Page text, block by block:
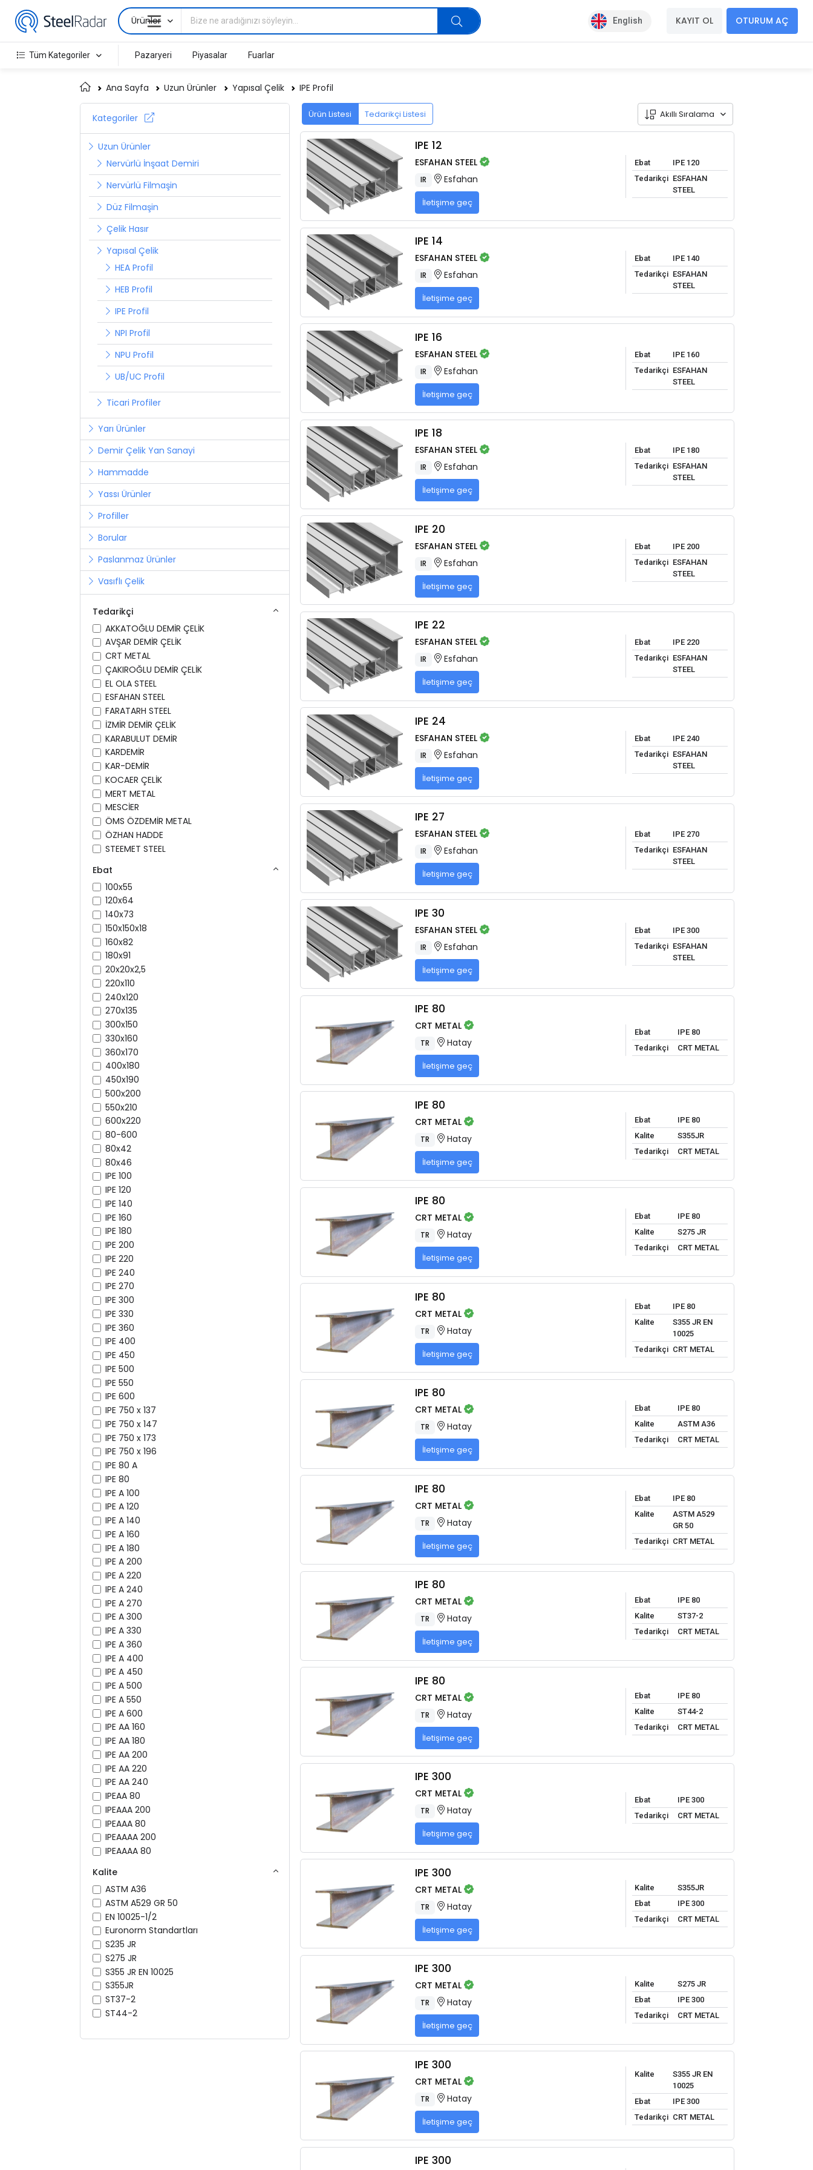
Ürünler English KAYIT OL OTURUM AÇ
Tüm Kategoriler Pazaryeri Piyasalar Fuarlar
Ana Sayfa Uzun Ürünler Yapısal Çelik IPE Profil
Kategoriler
Uzun Ürünler
Nervürlü İnşaat Demiri
Nervürlü Filmaşin
Düz Filmaşin
Çelik Hasır
Yapısal Çelik
HEA Profil
HEB Profil
IPE Profil
NPI Profil
NPU Profil
UB/UC Profil
Ticari Profiler
Yarı Ürünler
Demir Çelik Yan Sanayi
Hammadde
Yassı Ürünler
Profiller
Borular
Paslanmaz Ürünler
Vasıflı Çelik
Tedarikçi
AKKATOĞLU DEMİR ÇELİK
AVŞAR DEMİR ÇELİK
CRT METAL
ÇAKIROĞLU DEMİR ÇELİK
EL OLA STEEL
ESFAHAN STEEL
FARATARH STEEL
İZMİR DEMİR ÇELİK
KARABULUT DEMİR
KARDEMİR
KAR-DEMİR
KOCAER ÇELİK
MERT METAL
MESCİER
ÖMS ÖZDEMİR METAL
ÖZHAN HADDE
STEEMET STEEL
Ebat
100x55
120x64
140x73
150x150x18
160x82
180x91
20x20x2,5
220x110
240x120
270x135
300x150
330x160
360x170
400x180
450x190
500x200
550x210
600x220
80-600
80x42
80x46
IPE 100
IPE 120
IPE 140
IPE 160
IPE 180
IPE 200
IPE 220
IPE 240
IPE 270
IPE 300
IPE 330
IPE 360
IPE 400
IPE 450
IPE 500
IPE 550
IPE 600
IPE 750 x 137
IPE 750 x 147
IPE 750 x 173
IPE 750 x 196
IPE 80 A
IPE 80
IPE A 100
IPE A 120
IPE A 140
IPE A 160
IPE A 180
IPE A 200
IPE A 220
IPE A 240
IPE A 270
IPE A 300
IPE A 330
IPE A 360
IPE A 400
IPE A 450
IPE A 500
IPE A 550
IPE A 600
IPE AA 160
IPE AA 180
IPE AA 200
IPE AA 220
IPE AA 240
IPEAA 80
IPEAAA 200
IPEAAA 80
IPEAAAA 200
IPEAAAA 80
Kalite
ASTM A36
ASTM A529 GR 50
EN 10025-1/2
Euronorm Standartları
S235 JR
S275 JR
S355 JR EN 10025
S355JR
ST37-2
ST44-2
Ürün Listesi Tedarikçi Listesi Akıllı Sıralama
IPE 12
ESFAHAN STEEL
IR Esfahan
İletişime geç
Ebat
IPE 120
Tedarikçi ESFAHAN
STEEL
IPE 14
ESFAHAN STEEL
IR Esfahan
İletişime geç
Ebat
IPE 140
Tedarikçi ESFAHAN
STEEL
IPE 16
ESFAHAN STEEL
IR Esfahan
İletişime geç
Ebat
IPE 160
Tedarikçi ESFAHAN
STEEL
IPE 18
ESFAHAN STEEL
IR Esfahan
İletişime geç
Ebat
IPE 180
Tedarikçi ESFAHAN
STEEL
IPE 20
ESFAHAN STEEL
IR Esfahan
İletişime geç
Ebat
IPE 200
Tedarikçi ESFAHAN
STEEL
IPE 22
ESFAHAN STEEL
IR Esfahan
İletişime geç
Ebat
IPE 220
Tedarikçi ESFAHAN
STEEL
IPE 24
ESFAHAN STEEL
IR Esfahan
İletişime geç
Ebat
IPE 240
Tedarikçi ESFAHAN
STEEL
IPE 27
ESFAHAN STEEL
IR Esfahan
İletişime geç
Ebat
IPE 270
Tedarikçi ESFAHAN
STEEL
IPE 30
ESFAHAN STEEL
IR Esfahan
İletişime geç
Ebat
IPE 300
Tedarikçi ESFAHAN
STEEL
IPE 80
CRT METAL
TR Hatay
İletişime geç
Ebat
IPE 80
Tedarikçi
CRT METAL
IPE 80
CRT METAL
TR Hatay
İletişime geç
Ebat
IPE 80
Kalite
S355JR
Tedarikçi
CRT METAL
IPE 80
CRT METAL
TR Hatay
İletişime geç
Ebat
IPE 80
Kalite
S275 JR
Tedarikçi
CRT METAL
IPE 80
CRT METAL
TR Hatay
İletişime geç
Ebat
IPE 80
Kalite
S355 JR EN
10025
Tedarikçi CRT METAL
IPE 80
CRT METAL
TR Hatay
İletişime geç
Ebat
IPE 80
Kalite
ASTM A36
Tedarikçi
CRT METAL
IPE 80
CRT METAL
TR Hatay
İletişime geç
Ebat
IPE 80
Kalite
ASTM A529
GR 50
Tedarikçi CRT METAL
IPE 80
CRT METAL
TR Hatay
İletişime geç
Ebat
IPE 80
Kalite
ST37-2
Tedarikçi
CRT METAL
IPE 80
CRT METAL
TR Hatay
İletişime geç
Ebat
IPE 80
Kalite
ST44-2
Tedarikçi
CRT METAL
IPE 300
CRT METAL
TR Hatay
İletişime geç
Ebat
IPE 300
Tedarikçi
CRT METAL
IPE 300
CRT METAL
TR Hatay
İletişime geç
Kalite
S355JR
Ebat
IPE 300
Tedarikçi
CRT METAL
IPE 300
CRT METAL
TR Hatay
İletişime geç
Kalite
S275 JR
Ebat
IPE 300
Tedarikçi
CRT METAL
IPE 300
CRT METAL
TR Hatay
İletişime geç
Kalite
S355 JR EN
10025
Ebat
IPE 300
Tedarikçi CRT METAL
IPE 300